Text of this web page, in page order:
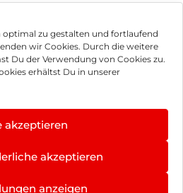
optimal zu gestalten und fortlaufend
wir Cookies. Durch die weitere
Du der Verwendung von Cookies zu.
erhältst Du in unserer
akzeptieren
akzeptieren
anzeigen